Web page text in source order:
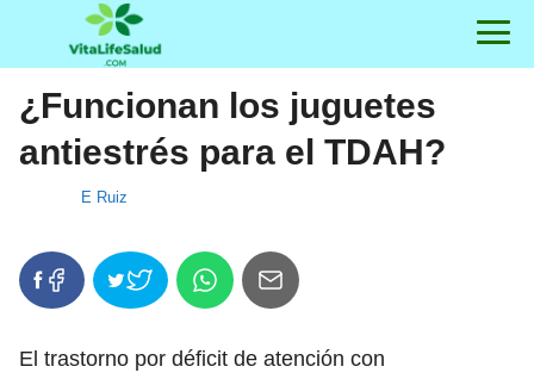
¿Funcionan los juguetes
antiestrés para el TDAH?
E Ruiz
El trastorno por déficit de atención con